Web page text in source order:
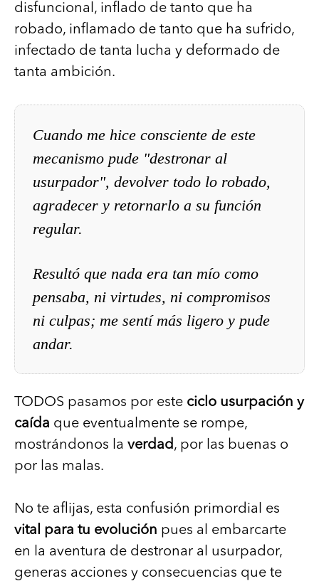
disfuncional, inflado de tanto que ha
robado, inflamado de tanto que ha sufrido,
infectado de tanta lucha y deformado de
tanta ambición.
Cuando me hice consciente de este
mecanismo pude "destronar al
usurpador", devolver todo lo robado,
agradecer y retornarlo a su función
regular.
Resultó que nada era tan mío como
pensaba, ni virtudes, ni compromisos
ni culpas; me sentí más ligero y pude
andar.
TODOS pasamos por este ciclo usurpación y
caída que eventualmente se rompe,
mostrándonos la verdad , por las buenas o
por las malas.
No te aflijas, esta confusión primordial es
vital para tu evolución pues al embarcarte
en la aventura de destronar al usurpador,
generas acciones y consecuencias que te